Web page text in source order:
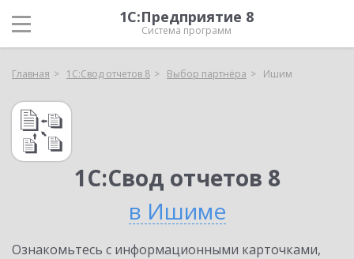
1С:Предприятие 8
Система программ
Главная 1С:Свод отчетов 8 Выбор партнёра Ишим
1С:Свод отчетов 8
в Ишиме
Ознакомьтесь с информационными карточками,